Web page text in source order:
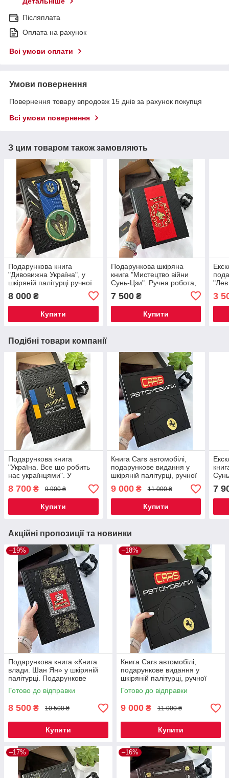
Післяплата
Оплата на рахунок
Всі умови оплати
Умови повернення
Повернення товару впродовж 15 днів за рахунок покупця
Всі умови повернення
З цим товаром також замовляють
Подарункова книга
"Дивовижна Україна", у
шкіряній палітурці ручної
8 000 ₴
Купити
Подарункова шкіряна
книга "Мистецтво війни
Сунь-Цзи". Ручна робота,
ексклюзивне видання для
поціновувачів історії та
стратегії.
7 500₴
Купити
3
Подібні товари компанії
Подарункова книга
"Україна. Все що робить
нас українцями". У
шкіряній палітурці, ручна
робота.
8 700 ₴ 9 900 ₴
Купити
Книга Cars автомобілі,
подарункове видання у
шкіряній палітурці, ручної
роботи
9 000₴ 11 000 ₴
Купити
в
7
Акційні пропозиції та новинки
–19%
Подарункова книга «Книга
влади. Шан Ян» у шкіряній
палітурці. Подарункове
видання ручної роботи
Готово до відправки
8 500 ₴ 10 500 ₴
Купити
–18%
Книга Cars автомобілі,
подарункове видання у
шкіряній палітурці, ручної
роботи
Готово до відправки
9 000 ₴ 11 000 ₴
Купити
–17% –16%